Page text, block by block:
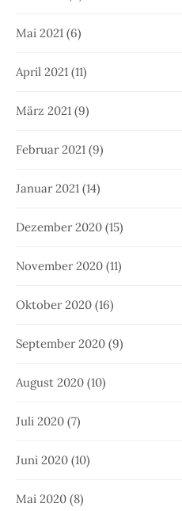
Mai 2021 (6)
April 2021 (11)
März 2021 (9)
Februar 2021 (9)
Januar 2021 (14)
Dezember 2020 (15)
November 2020 (11)
Oktober 2020 (16)
September 2020 (9)
August 2020 (10)
Juli 2020 (7)
Juni 2020 (10)
Mai 2020 (8)